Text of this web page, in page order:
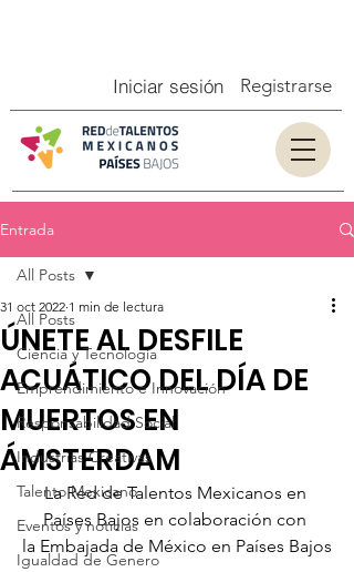
Iniciar sesión Registrarse
Entrada
All Posts
Ciencia y Tecnología
Emprendimiento e Innovación
Responsabilidad Social
Industrias Creativas
Talento Mexicano
Eventos y noticias
Igualdad de Genero
All Posts
ÚNETE AL DESFILE
ACUÁTICO DEL DÍA DE
MUERTOS EN
ÁMSTERDAM
31 oct 2022 1 min de lectura
La Red de Talentos Mexicanos en
Países Bajos en colaboración con
la Embajada de México en Países Bajos